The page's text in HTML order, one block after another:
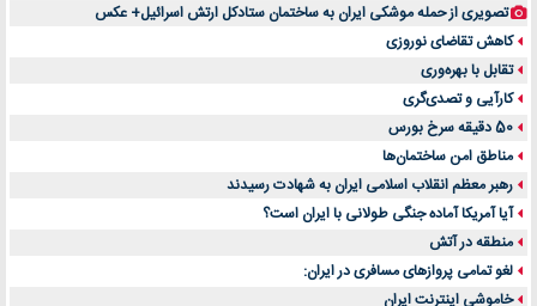
تصویری از حمله موشکی ایران به ساختمان ستادکل ارتش اسرائیل+ عکس
کاهش تقاضای نوروزی
تقابل با بهره‌وری
کارآیی و تصدی‌گری
50 دقیقه سرخ بورس
مناطق امن ساختمان‌ها
رهبر معظم انقلاب اسلامی ایران به شهادت رسیدند
آیا آمریکا آماده جنگی طولانی با ایران است؟
منطقه در آتش
لغو تمامی پروازهای مسافری در ایران:
خاموشی اینترنت ایران